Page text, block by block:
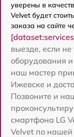
уверены в
Velvet будет
заказа на сайте
выезде, если
оборудования
наш мастер
Ижевске и
Позвоните и
смартфона LG
Velvet по нашей